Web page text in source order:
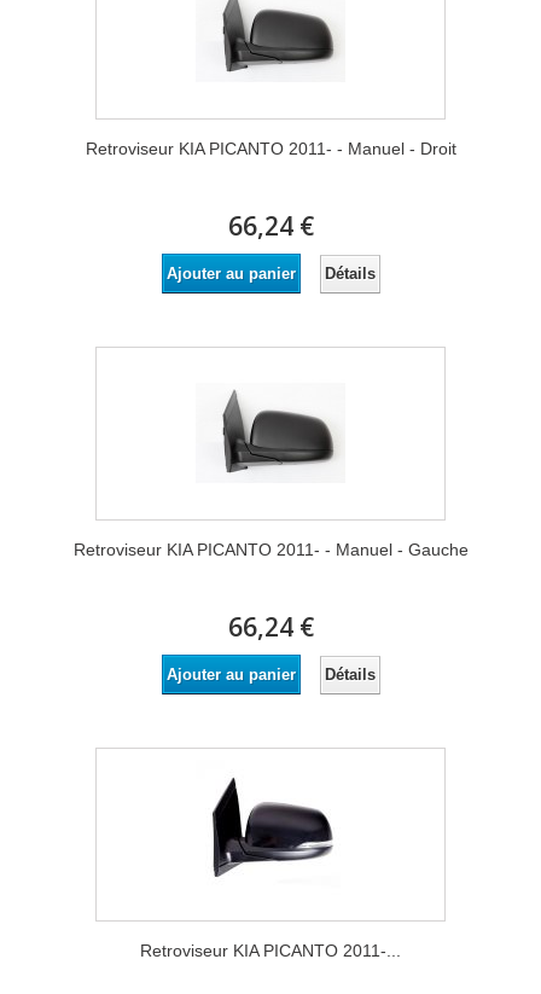
Retroviseur KIA PICANTO 2011- - Manuel - Droit
66,24 €
Ajouter au panier Détails
Retroviseur KIA PICANTO 2011- - Manuel - Gauche
66,24 €
Ajouter au panier Détails
Retroviseur KIA PICANTO 2011-...